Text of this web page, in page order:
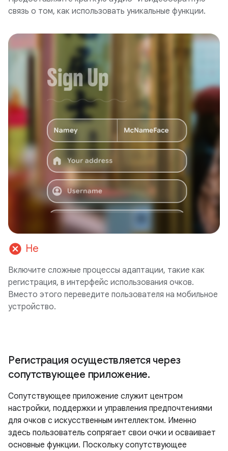
связь о том, как использовать уникальные функции.
cancel Не
Включите сложные процессы адаптации, такие как
регистрация, в интерфейс использования очков.
Вместо этого переведите пользователя на мобильное
устройство.
Регистрация осуществляется через
сопутствующее приложение.
Сопутствующее приложение служит центром
настройки, поддержки и управления предпочтениями
для очков с искусственным интеллектом. Именно
здесь пользователь сопрягает свои очки и осваивает
основные функции. Поскольку сопутствующее